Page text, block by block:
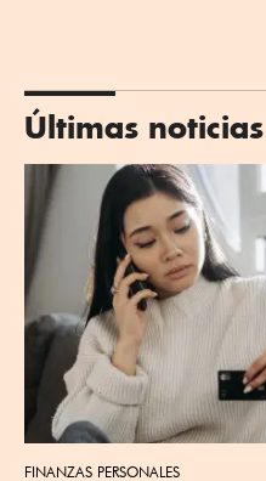
Últimas noticias
FINANZAS PERSONALES